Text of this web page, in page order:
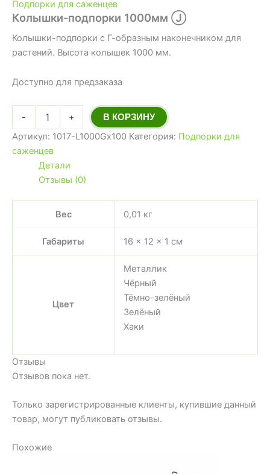
Подпорки для саженцев
Колышки-подпорки 1000мм Ⓙ
Колышки-подпорки с Г-образным наконечником для
растений. Высота колышек 1000 мм.
Доступно для предзаказа
- + В КОРЗИНУ
Артикул: 1017-L1000Gx100 Категория: Подпорки для
саженцев
Детали
Отзывы (0)
Вес 0,01 кг
Габариты 16 × 12 × 1 см
Цвет
Металлик
Чёрный
Тёмно-зелёный
Зелёный
Хаки
Отзывы
Отзывов пока нет.
Только зарегистрированные клиенты, купившие данный
товар, могут публиковать отзывы.
Похожие